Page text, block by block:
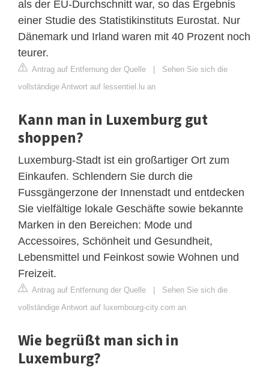
als der EU-Durchschnitt war, so das Ergebnis
einer Studie des Statistikinstituts Eurostat. Nur
Dänemark und Irland waren mit 40 Prozent noch
teurer.
Antrag auf Entfernung der Quelle | Sehen Sie sich die
vollständige Antwort auf lessentiel.lu an
Kann man in Luxemburg gut
shoppen?
Luxemburg-Stadt ist ein großartiger Ort zum
Einkaufen. Schlendern Sie durch die
Fussgängerzone der Innenstadt und entdecken
Sie vielfältige lokale Geschäfte sowie bekannte
Marken in den Bereichen: Mode und
Accessoires, Schönheit und Gesundheit,
Lebensmittel und Feinkost sowie Wohnen und
Freizeit.
Antrag auf Entfernung der Quelle | Sehen Sie sich die
vollständige Antwort auf luxembourg-city.com an
Wie begrüßt man sich in
Luxemburg?